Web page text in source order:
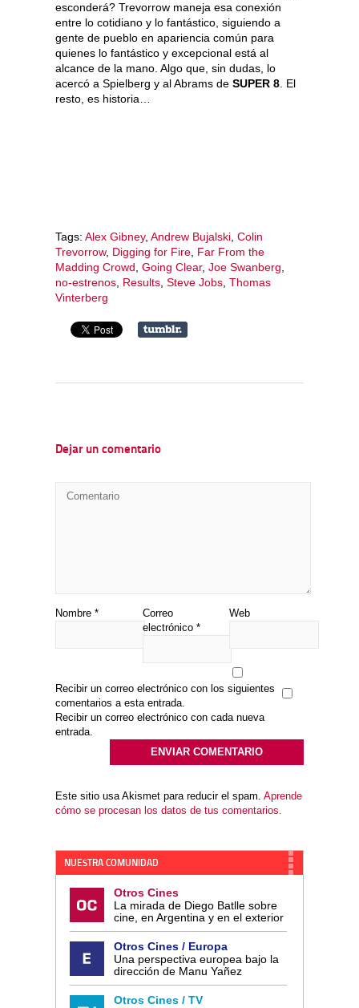
esconderá? Trevorrow maneja esa conexión
entre lo cotidiano y lo fantástico, siguiendo a
gente de pueblo en apariencia común para
quienes lo fantástico y excepcional está al
alcance de la mano. Algo que, sin dudas, lo
acercó a Spielberg y al Abrams de SUPER 8. El
resto, es historia…
Tags: Alex Gibney, Andrew Bujalski, Colin
Trevorrow, Digging for Fire, Far From the
Madding Crowd, Going Clear, Joe Swanberg,
no-estrenos, Results, Steve Jobs, Thomas
Vinterberg
Dejar un comentario
Nombre *
Correo
electrónico *
Web
Recibir un correo electrónico con los siguientes
comentarios a esta entrada.
Recibir un correo electrónico con cada nueva
entrada.
Este sitio usa Akismet para reducir el spam. Aprende
cómo se procesan los datos de tus comentarios.
NUESTRA COMUNIDAD
Otros Cines
La mirada de Diego Batlle sobre
cine, en Argentina y en el exterior
Otros Cines / Europa
Una perspectiva europea bajo la
dirección de Manu Yañez
Otros Cines / TV